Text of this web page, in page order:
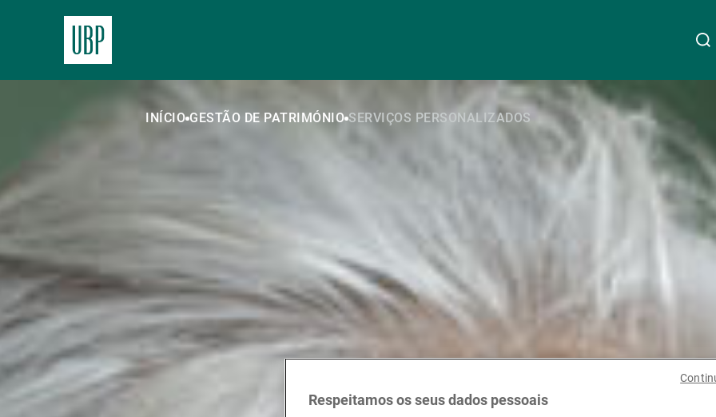
Acerca da UBP
Gestão de património
Gestão de ativos
Gestores de ativos externos
Linkedin
Instagram
X Facebook
Youtube
WeChat
Spotify
INÍCIO GESTÃO DE PATRIMÓNIO SERVIÇOS PERSONALIZADOS
Respeitamos os seus dados pessoais